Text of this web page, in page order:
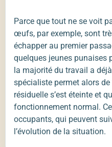
Parce que tout ne se voit
œufs, par exemple, sont
échapper au premier
quelques jeunes punaises
la majorité du travail a
spécialiste permet alors de
résiduelle s’est éteinte et
fonctionnement normal.
occupants, qui peuvent
l’évolution de la situation.